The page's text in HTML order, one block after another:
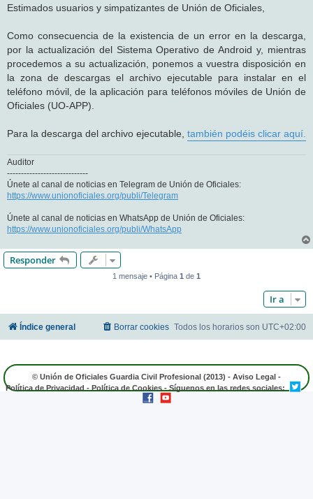
n
s
e
Estimados usuarios y simpatizantes de Unión de Oficiales,
Como consecuencia de la existencia de un error en la descarga,
por la actualización del Sistema Operativo de Android y, mientras
procedemos a su actualización, ponemos a vuestra disposición en
la zona de descargas el archivo ejecutable para instalar en el
teléfono móvil, de la aplicación para teléfonos móviles de Unión de
Oficiales (UO-APP).
Para la descarga del archivo ejecutable, también podéis clicar aquí.
Auditor
-----------------------------
Únete al canal de noticias en Telegram de Unión de Oficiales:
https://www.unionoficiales.org/publi/Telegram
Únete al canal de noticias en WhatsApp de Unión de Oficiales:
https://www.unionoficiales.org/publi/WhatsApp
Responder
1 mensaje • Página 1 de 1
Ir a
Índice general Todos los horarios son UTC+02:00
Borrar cookies
© Unión de Oficiales Guardia Civil Profesional (2013) - Aviso Legal -
Política de Privacidad - Política de Cookies - Síguenos en las redes sociales: